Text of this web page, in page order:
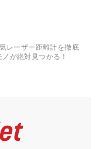
レーザー距離計を徹底
が絶対見つかる！